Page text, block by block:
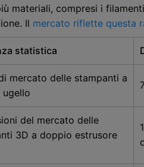
materiali, compresi i
Il mercato riflette questa
statistica
mercato delle stampanti a
del mercato delle
3D a doppio estrusore